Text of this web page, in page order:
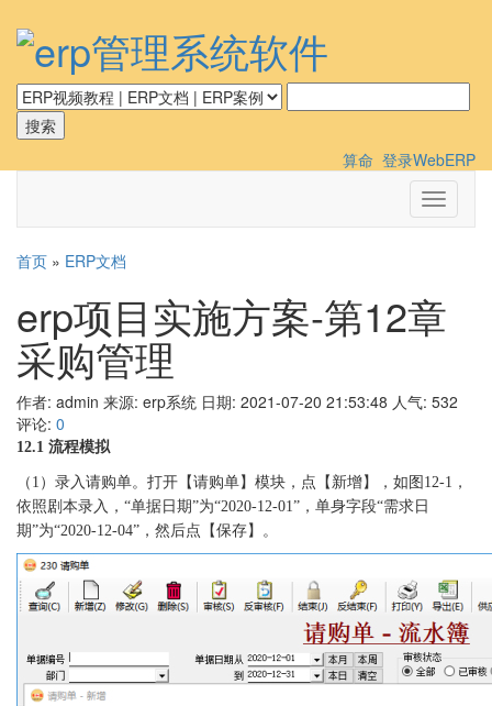
算命 登录WebERP
切
换
首页 » ERP文档
erp项目实施方案-第12章
采购管理
作者: admin 来源: erp系统 日期: 2021-07-20 21:53:48 人气: 532
评论: 0
12.1 流程模拟
（ 1） 录入请购单。打开【请购单】模块，点【新增】，如图 12-1，
依照剧本录入，“单据日期”为“2020-12-01”，单身字段“需求日
期”为“2020-12-04”，然后点【保存】。